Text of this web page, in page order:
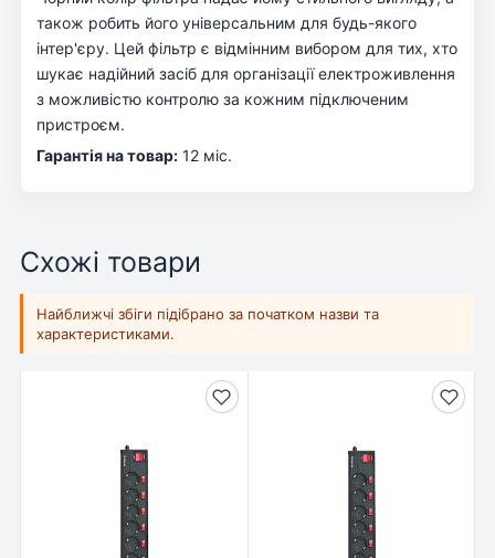
також робить його універсальним для будь-якого
інтер'єру. Цей фільтр є відмінним вибором для тих, хто
шукає надійний засіб для організації електроживлення
з можливістю контролю за кожним підключеним
пристроєм.
Гарантія на товар: 12 міс.
Схожі товари
Найближчі збіги підібрано за початком назви та
характеристиками.